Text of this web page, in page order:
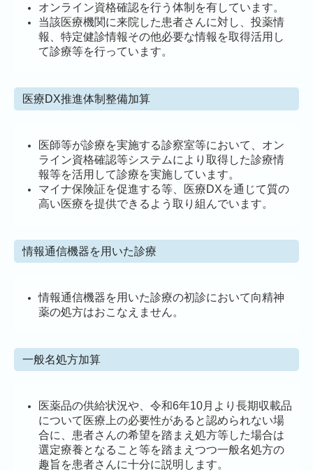
オンライン資格確認を行う体制を有しています。
当該医療機関に来院した患者さんに対し、投薬情
報、特定健診情報その他必要な情報を取得活用し
て診療等を行っています。
医療DX推進体制整備加算
医師等が診療を実施する診察室等において、オン
ライン資格確認等システムにより取得した診療情
報等を活用して診療を実施しています。
マイナ保険証を促進する等、医療DXを通じて質の
高い医療を提供できるよう取り組んでいます。
情報通信機器を用いた診療
情報通信機器を用いた診療の初診において向精神
薬の処方はおこなえません。
一般名処方加算
医薬品の供給状況や、令和6年10月より長期収載品
について医療上の必要性があると認められない場
合に、 患者さんの希望を踏まえ処方等した場合は
選定療養となること等を踏まえつつ一般名処方の
趣旨を患者さんに十分に説明します。